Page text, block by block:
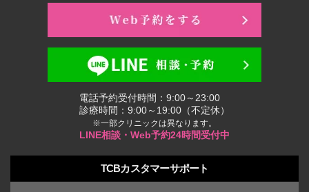
電話予約受付時間：9:00～23:00
診療時間：9:00～19:00（不定休）
※一部クリニックは異なります。
LINE相談・Web予約24時間受付中
TCBカスタマーサポート